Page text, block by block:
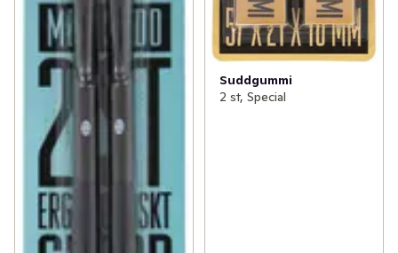
Suddgummi
2 st, Special